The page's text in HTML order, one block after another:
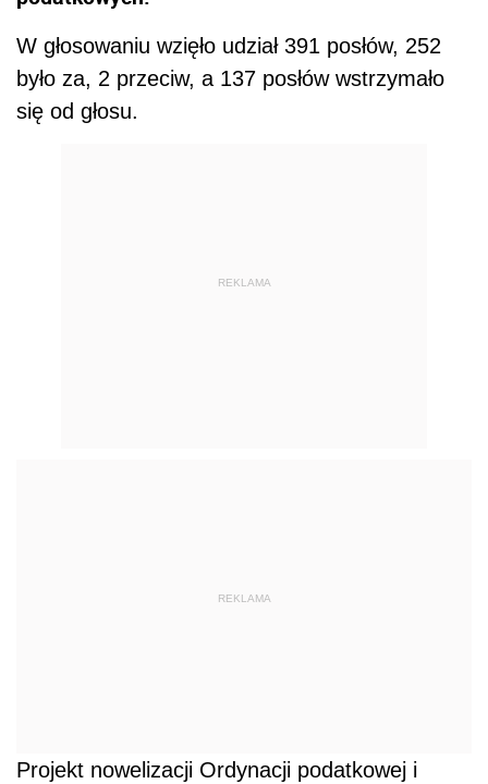
W głosowaniu wzięło udział 391 posłów, 252
było za, 2 przeciw, a 137 posłów wstrzymało
się od głosu.
REKLAMA
REKLAMA
Projekt nowelizacji Ordynacji podatkowej i